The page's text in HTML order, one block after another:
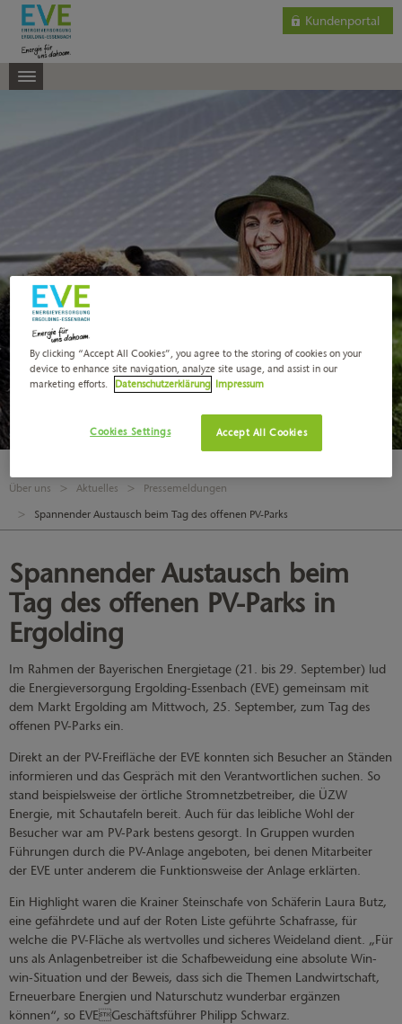
Kundenportal
Über uns Aktuelles
Pressemeldungen
Spannender Austausch beim Tag des offenen PV-Parks
Spannender Austausch beim
Tag des offenen PV-Parks in
Ergolding
Im Rahmen der Bayerischen Energietage (21. bis 29. September) lud
die Energieversorgung Ergolding-Essenbach (EVE) gemeinsam mit
dem Markt Ergolding am Mittwoch, 25. September, zum Tag des
offenen PV-Parks ein.
Direkt an der PV-Freifläche der EVE konnten sich Besucher an Ständen
informieren und das Gespräch mit den Verantwortlichen suchen. So
stand beispielsweise der örtliche Stromnetzbetreiber, die ÜZW
Energie, mit Schautafeln bereit. Auch für das leibliche Wohl der
Besucher war am PV-Park bestens gesorgt. In Gruppen wurden
Führungen durch die PV-Anlage angeboten, bei denen Mitarbeiter
der EVE unter anderem die Funktionsweise der Anlage erklärten.
Ein Highlight waren die Krainer Steinschafe von Schäferin Laura Butz,
eine gefährdete und auf der Roten Liste geführte Schafrasse, für
welche die PV-Fläche als wertvolles und sicheres Weideland dient. „Für
uns als Anlagenbetreiber ist die Schafbeweidung eine absolute Win-
win-Situation und der Beweis, dass sich die Themen Landwirtschaft,
Erneuerbare Energien und Naturschutz wunderbar ergänzen
können“, so EVEGeschäftsführer Philipp Schwarz.
By clicking “Accept All Cookies”, you agree to the storing of cookies on your
device to enhance site navigation, analyze site usage, and assist in our
marketing efforts.
Datenschutzerklärung Impressum
Cookies Settings Accept All Cookies